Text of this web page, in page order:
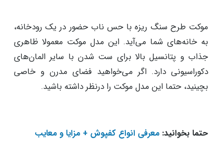
موکت طرح سنگ ریزه با حس ناب حضور در یک رودخانه،
به خانه‌های شما می‌آید. این مدل موکت معمولا ظاهری
جذاب و پتانسیل بالا برای ست شدن با سایر المان‌های
دکوراسیونی دارد. اگر می‌خواهید فضای مدرن و خاصی
بچینید، حتما این مدل موکت را درنظر داشته باشید.
حتما بخوانید:معرفی انواع کفپوش + مزایا و معایب